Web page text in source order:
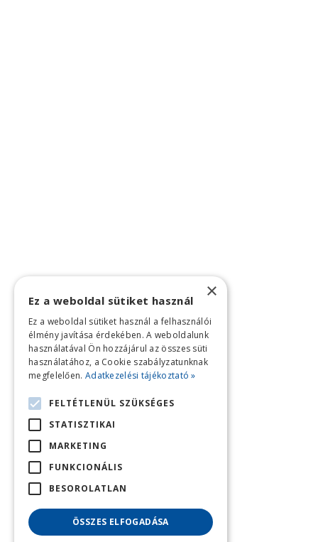
×
Ez a weboldal sütiket használ
Ez a weboldal sütiket használ a felhasználói
élmény javítása érdekében. A weboldalunk
használatával Ön hozzájárul az összes süti
használatához, a Cookie szabályzatunknak
megfelelően. Adatkezelési tájékoztató »
FELTÉTLENÜL SZÜKSÉGES
STATISZTIKAI
MARKETING
FUNKCIONÁLIS
BESOROLATLAN
ÖSSZES ELFOGADÁSA